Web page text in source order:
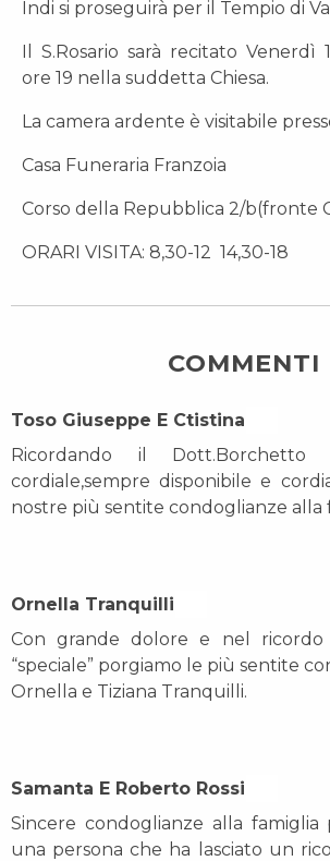
Indi si proseguirà per il Tempio di
Il S.Rosario sarà recitato Venerdì
ore 19 nella suddetta Chiesa.
La camera ardente è visitabile
Casa Funeraria Franzoia
Corso della Repubblica 2/b(fronte
ORARI VISITA: 8,30-12 14,30-18
COMMENTI
Toso Giuseppe E Ctistina On
Ricordando il Dott.Borchetto
cordiale,sempre disponibile e
nostre più sentite condoglianze alla
Ornella Tranquilli On
Con grande dolore e nel ricordo
“speciale” porgiamo le più sentite
Ornella e Tiziana Tranquilli.
Samanta E Roberto Rossi On
Sincere condoglianze alla
una persona che ha lasciato un